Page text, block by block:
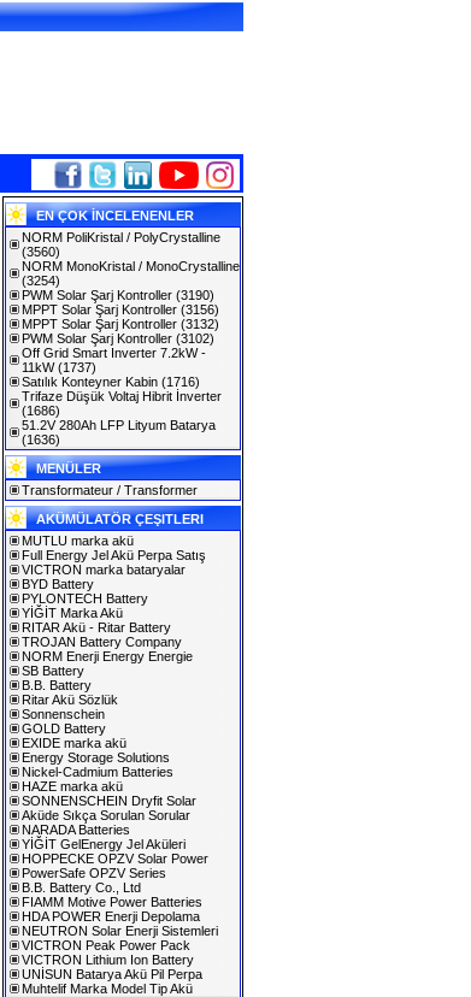
EN ÇOK İNCELENENLER
NORM PoliKristal / PolyCrystalline
(3560)
NORM MonoKristal / MonoCrystalline
(3254)
PWM Solar Şarj Kontroller (3190)
MPPT Solar Şarj Kontroller (3156)
MPPT Solar Şarj Kontroller (3132)
PWM Solar Şarj Kontroller (3102)
Off Grid Smart Inverter 7.2kW -
11kW(1737)
Satılık Konteyner Kabin (1716)
Trifaze Düşük Voltaj Hibrit İnverter
(1686)
51.2V 280Ah LFP Lityum Batarya
(1636)
MENÜLER
Transformateur / Transformer
AKÜMÜLATÖR ÇEŞITLERI
MUTLU marka akü
Full Energy Jel Akü Perpa Satış
VICTRON marka bataryalar
BYD Battery
PYLONTECH Battery
YİĞİT Marka Akü
RITAR Akü - Ritar Battery
TROJAN Battery Company
NORM Enerji Energy Energie
SB Battery
B.B. Battery
Ritar Akü Sözlük
Sonnenschein
GOLD Battery
EXIDE marka akü
Energy Storage Solutions
Nickel-Cadmium Batteries
HAZE marka akü
SONNENSCHEIN Dryfit Solar
Aküde Sıkça Sorulan Sorular
NARADA Batteries
YİĞİT GelEnergy Jel Aküleri
HOPPECKE OPZV Solar Power
PowerSafe OPZV Series
B.B. Battery Co., Ltd
FIAMM Motive Power Batteries
HDA POWER Enerji Depolama
NEUTRON Solar Enerji Sistemleri
VICTRON Peak Power Pack
VICTRON Lithium Ion Battery
UNİSUN Batarya Akü Pil Perpa
Muhtelif Marka Model Tip Akü